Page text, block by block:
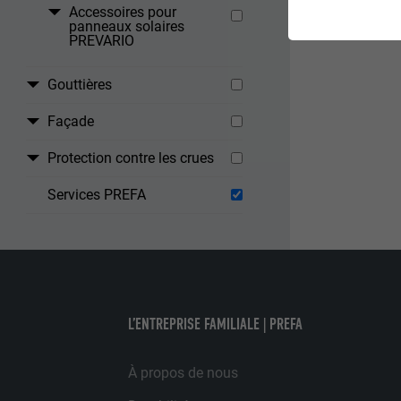
Accessoires pour
panneaux solaires
PREVARIO
Gouttières
Façade
Protection contre les crues
Services PREFA
L’ENTREPRISE FAMILIALE | PREFA
À propos de nous
visiteurs à